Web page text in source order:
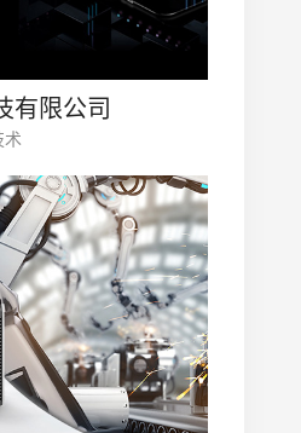
有限公司
术
微信号